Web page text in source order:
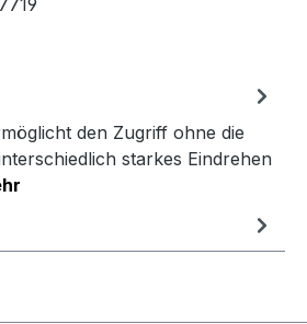
den Zugriff ohne die
starkes Eindrehen